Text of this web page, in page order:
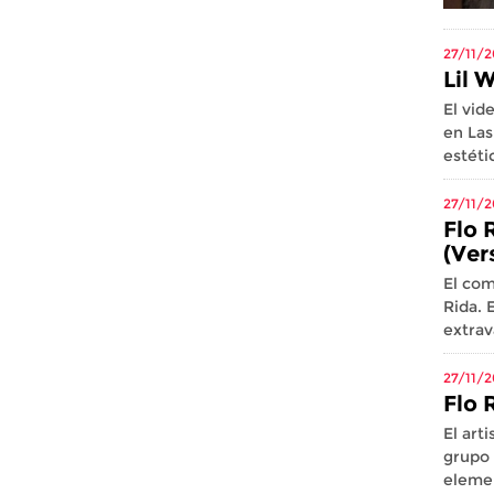
27/11/
Lil
El
en
27/11/
Flo
El
Rida.
27/11/
Flo
El
grupo